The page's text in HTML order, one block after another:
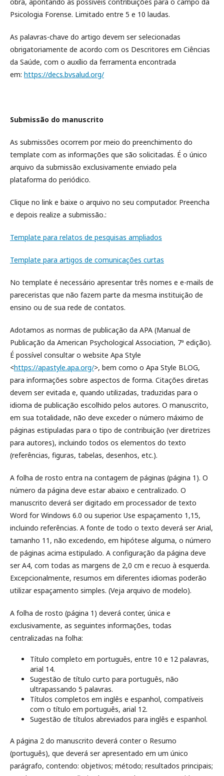
obra, apontando as possíveis contribuições para o campo da
Psicologia Forense. Limitado entre 5 e 10 laudas.
As palavras-chave do artigo devem ser selecionadas
obrigatoriamente de acordo com os Descritores em Ciências
da Saúde, com o auxílio da ferramenta encontrada
em: https://decs.bvsalud.org/
Submissão do manuscrito
As submissões ocorrem por meio do preenchimento do
template com as informações que são solicitadas. É o único
arquivo da submissão exclusivamente enviado pela
plataforma do periódico.
Clique no link e baixe o arquivo no seu computador. Preencha
e depois realize a submissão.:
Template para relatos de pesquisas ampliados
Template para artigos de comunicações curtas
No template é necessário apresentar três nomes e e-mails de
pareceristas que não fazem parte da mesma instituição de
ensino ou de sua rede de contatos.
Adotamos as normas de publicação da APA (Manual de
Publicação da American Psychological Association, 7ª edição).
É possível consultar o website Apa Style
<https://apastyle.apa.org/>, bem como o Apa Style BLOG,
para informações sobre aspectos de forma. Citações diretas
devem ser evitada e, quando utilizadas, traduzidas para o
idioma de publicação escolhido pelos autores. O manuscrito,
em sua totalidade, não deve exceder o número máximo de
páginas estipuladas para o tipo de contribuição (ver diretrizes
para autores), incluindo todos os elementos do texto
(referências, figuras, tabelas, desenhos, etc.).
A folha de rosto entra na contagem de páginas (página 1). O
número da página deve estar abaixo e centralizado. O
manuscrito deverá ser digitado em processador de texto
Word for Windows 6.0 ou superior. Use espaçamento 1,15,
incluindo referências. A fonte de todo o texto deverá ser Arial,
tamanho 11, não excedendo, em hipótese alguma, o número
de páginas acima estipulado. A configuração da página deve
ser A4, com todas as margens de 2,0 cm e recuo à esquerda.
Excepcionalmente, resumos em diferentes idiomas poderão
utilizar espaçamento simples. (Veja arquivo de modelo).
A folha de rosto (página 1) deverá conter, única e
exclusivamente, as seguintes informações, todas
centralizadas na folha:
Título completo em português, entre 10 e 12 palavras,
arial 14.
Sugestão de título curto para português, não
ultrapassando 5 palavras.
Títulos completos em inglês e espanhol, compatíveis
com o título em português, arial 12.
Sugestão de títulos abreviados para inglês e espanhol.
A página 2 do manuscrito deverá conter o Resumo
(português), que deverá ser apresentado em um único
parágrafo, contendo: objetivos; método; resultados principais;